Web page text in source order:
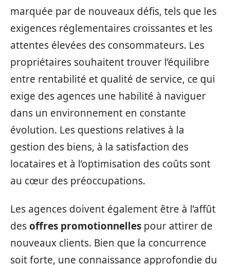
marquée par de nouveaux défis, tels que les
exigences réglementaires croissantes et les
attentes élevées des consommateurs. Les
propriétaires souhaitent trouver l’équilibre
entre rentabilité et qualité de service, ce qui
exige des agences une habilité à naviguer
dans un environnement en constante
évolution. Les questions relatives à la
gestion des biens, à la satisfaction des
locataires et à l’optimisation des coûts sont
au cœur des préoccupations.
Les agences doivent également être à l’affût
desoffres promotionnelles pour attirer de
nouveaux clients. Bien que la concurrence
soit forte, une connaissance approfondie du